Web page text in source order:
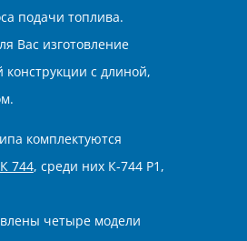
подачи топлива.
Вас изготовление
конструкции с длиной,
комплектуются
744, среди них К-744 Р1,
четыре модели